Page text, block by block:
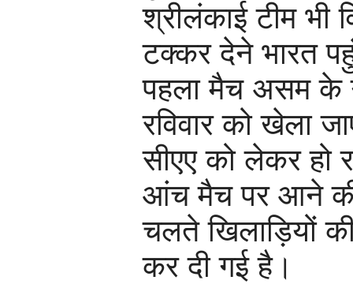
श्रीलंकाई टीम भी
टक्कर देने भारत
पहला मैच असम के
रविवार को खेला
सीएए को लेकर हो
आंच मैच पर आने
चलते खिलाड़ियों
कर दी गई है।